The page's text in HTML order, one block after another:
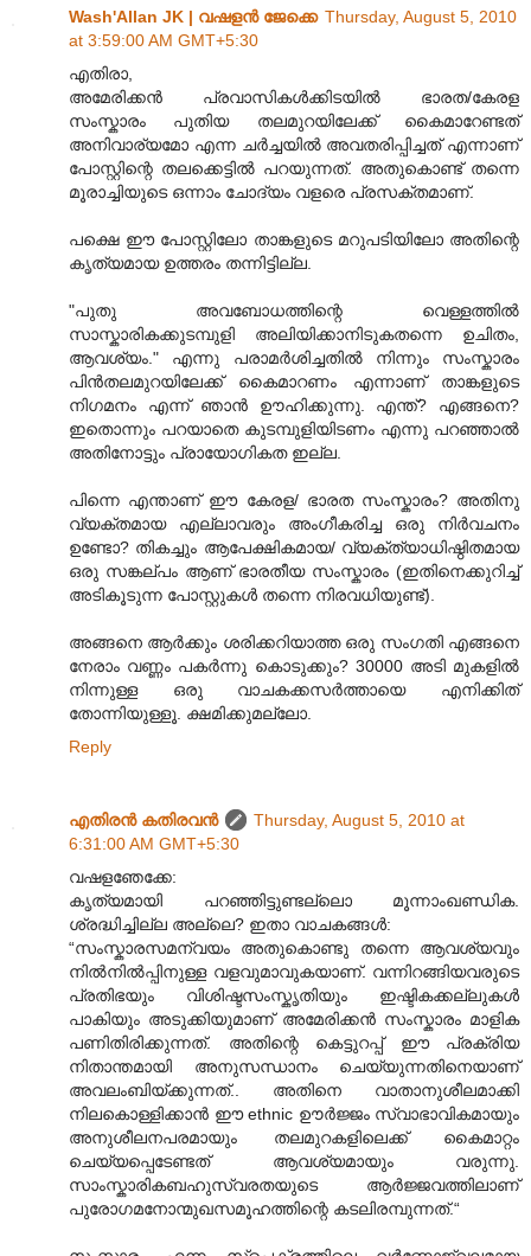
Wash'Allan JK | വഷളന്‍ ജേക്കെ Thursday, August 5, 2010
at 3:59:00 AM GMT+5:30
എതിരാ,
അമേരിക്കൻ പ്രവാസികൾക്കിടയിൽ ഭാരത/കേരള
സംസ്കാരം പുതിയ തലമുറയിലേക്ക് കൈമാറേണ്ടത്
അനിവാര്യമോ എന്ന ചർച്ചയിൽ അവതരിപ്പിച്ചത് എന്നാണ്
പോസ്റ്റിന്റെ തലക്കെട്ടില്‍ പറയുന്നത്. അതുകൊണ്ട് തന്നെ
മൂരാച്ചിയുടെ ഒന്നാം ചോദ്യം വളരെ പ്രസക്തമാണ്.
പക്ഷെ ഈ പോസ്റ്റിലോ താങ്കളുടെ മറുപടിയിലോ അതിന്റെ
കൃത്യമായ ഉത്തരം തന്നിട്ടില്ല.
"പുതു അവബോധത്തിന്റെ വെള്ളത്തിൽ
സാസ്കാരികക്കുടമ്പുളി അലിയിക്കാനിടുകതന്നെ ഉചിതം,
ആവശ്യം." എന്നു പരാമര്‍ശിച്ചതില്‍ നിന്നും സംസ്കാരം
പിന്‍തലമുറയിലേക്ക് കൈമാറണം എന്നാണ് താങ്കളുടെ
നിഗമനം എന്ന്‍ ഞാന്‍ ഊഹിക്കുന്നു. എന്ത്? എങ്ങനെ?
ഇതൊന്നും പറയാതെ കുടമ്പുളിയിടണം എന്നു പറഞ്ഞാല്‍
അതിനോട്ടും പ്രായോഗികത ഇല്ല.
പിന്നെ എന്താണ് ഈ കേരള/ ഭാരത സംസ്കാരം? അതിനു
വ്യക്തമായ എല്ലാവരും അംഗീകരിച്ച ഒരു നിര്‍വചനം
ഉണ്ടോ? തികച്ചും ആപേക്ഷികമായ/ വ്യക്ത്യാധിഷ്ഠിതമായ
ഒരു സങ്കല്പം ആണ് ഭാരതീയ സംസ്കാരം (ഇതിനെക്കുറിച്ച്‌
അടികൂടുന്ന പോസ്റ്റുകള്‍ തന്നെ നിരവധിയുണ്ട്).
അങ്ങനെ ആര്‍ക്കും ശരിക്കറിയാത്ത ഒരു സംഗതി എങ്ങനെ
നേരാം വണ്ണം പകര്‍ന്നു കൊടുക്കും? 30000 അടി മുകളില്‍
നിന്നുള്ള ഒരു വാചകക്കസര്‍ത്തായെ എനിക്കിത്
തോന്നിയുള്ളൂ. ക്ഷമിക്കുമല്ലോ.
Reply
എതിരന്‍ കതിരവന്‍
Thursday, August 5, 2010 at
6:31:00 AM GMT+5:30
വഷളഞേക്കേ:
കൃത്യമായി പറഞ്ഞിട്ടുണ്ടല്ലൊ മൂന്നാംഖണ്ഡിക.
ശ്രദ്ധിച്ചില്ല അല്ലെ? ഇതാ വാചകങ്ങൾ:
“സംസ്കാരസമന്വയം അതുകൊണ്ടു തന്നെ ആവശ്യവും
നിൽനിൽ‌പ്പിനുള്ള വളവുമാവുകയാണ്. വന്നിറങ്ങിയവരുടെ
പ്രതിഭയും വിശിഷ്ടസംസ്കൃതിയും ഇഷ്ടികക്കല്ലുകൾ
പാകിയും അടുക്കിയുമാണ് അമേരിക്കൻ സംസ്കാരം മാളിക
പണിതിരിക്കുന്നത്. അതിന്റെ കെട്ടുറപ്പ് ഈ പ്രക്രിയ
നിതാന്തമായി അനുസന്ധാനം ചെയ്യുന്നതിനെയാണ്
അവലംബിയ്ക്കുന്നത്.. അതിനെ വാതാനുശീലമാക്കി
നിലകൊള്ളിക്കാൻ ഈ ethnic ഊർജ്ജം സ്വാഭാവികമായും
അനുശീലനപരമായും തലമുറകളിലെക്ക് കൈമാറ്റം
ചെയ്യപ്പെടേണ്ടത് ആവശ്യമായും വരുന്നു.
സാംസ്കാരികബഹുസ്വരതയുടെ ആർജ്ജവത്തിലാണ്
പുരോഗമനോന്മുഖസമൂഹത്തിന്റെ കടലിരമ്പുന്നത്.“